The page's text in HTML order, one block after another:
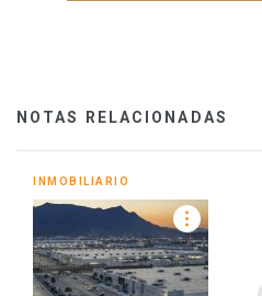
NOTAS RELACIONADAS
INMOBILIARIO